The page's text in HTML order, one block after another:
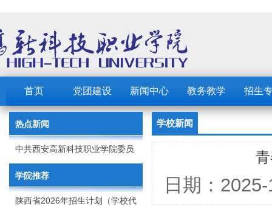
首页 党团建设 新闻中心 教务教学 招生
热点新闻
中共西安高新科技职业学院委员
会 2023年党建工作要点
学院推荐
陕西省2026年招生计划（学校代
学校新闻
日期：